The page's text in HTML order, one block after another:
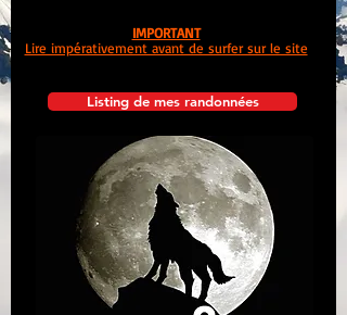
Listing de mes randonnées
IMPORTANT
Lire impérativement avant de surfer sur le site